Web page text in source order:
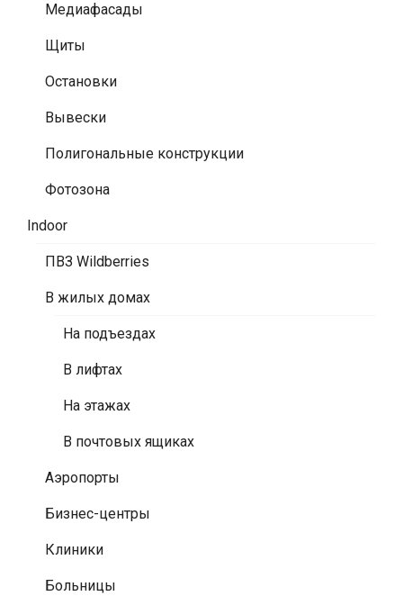
Медиафасады
Щиты
Остановки
Вывески
Полигональные конструкции
Фотозона
Indoor
ПВЗ Wildberries
В жилых домах
На подъездах
В лифтах
На этажах
В почтовых ящиках
Аэропорты
Бизнес-центры
Клиники
Больницы